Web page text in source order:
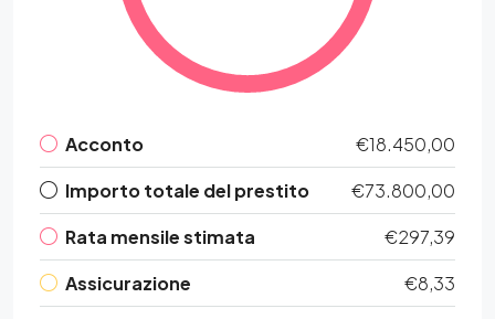
Acconto
€18.450,00
Importo totale del prestito
€73.800,00
Rata mensile stimata
€297,39
Assicurazione
€8,33